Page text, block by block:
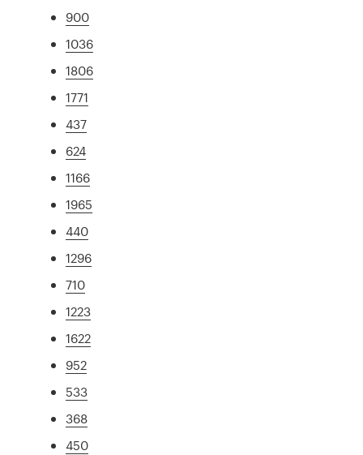
900
1036
1806
1771
437
624
1166
1965
440
1296
710
1223
1622
952
533
368
450